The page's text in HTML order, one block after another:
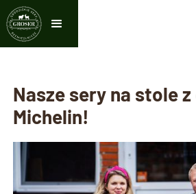
Nasze sery na stole
Michelin!